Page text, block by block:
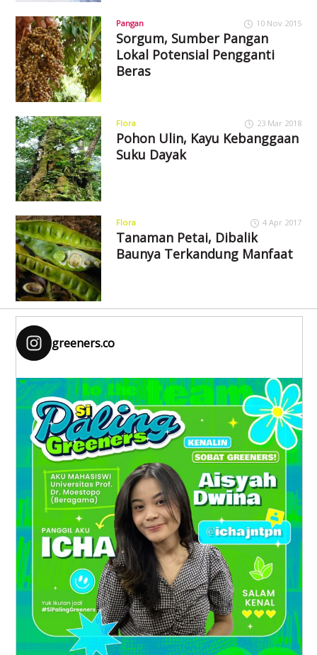
Pangan 10 Nov 2015
Sorgum, Sumber Pangan
Lokal Potensial Pengganti
Beras
Flora 23 Mar 2018
Pohon Ulin, Kayu Kebanggaan
Suku Dayak
Flora 4 Apr 2017
Tanaman Petai, Dibalik
Baunya Terkandung Manfaat
greeners.co